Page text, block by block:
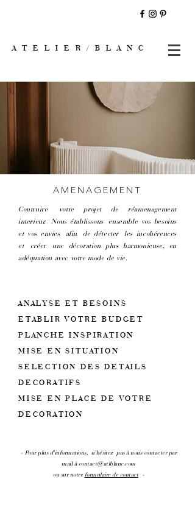
A T E L I E R / B L A N C
AMENAGEMENT
ANALYSE ET BESOINS
ETABLIR VOTRE BUDGET
PLANCHE INSPIRATION
MISE EN SITUATION
SELECTION DES DETAILS
DECORATIFS
MISE EN PLACE DE VOTRE
DECORATION
- Pour plus d'informations, n'hésitezpas à nous contacter par
mail àcontact@atlblanc.com
ou sur notreformulaire de contact -
Contruire votre projet de réamenagement
interieur. Nous établissons ensemble vos besoins
et vos envies afin de détecter les incohérences
et créer une décoration plus harmonieuse, en
adéquation avec votre mode de vie.